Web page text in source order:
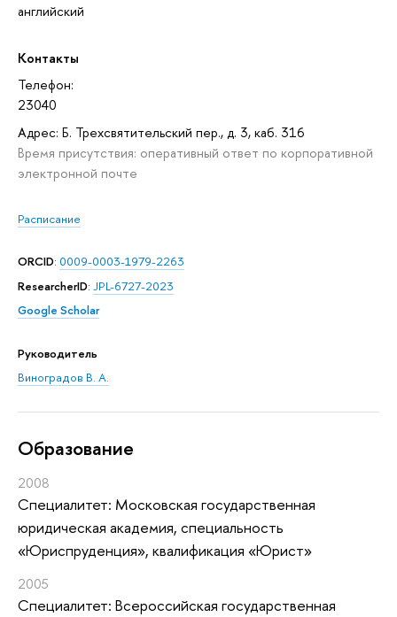
английский
Контакты
Телефон:
23040
Адрес: Б. Трехсвятительский пер., д. 3, каб. 316
Время присутствия: оперативный ответ по корпоративной
электронной почте
Расписание
ORCID: 0009-0003-1979-2263
ResearcherID: JPL-6727-2023
Google Scholar
Руководитель
Виноградов В. А.
Oбразование
2008
Специалитет: Московская государственная
юридическая академия, специальность
«Юриспруденция», квалификация «Юрист»
2005
Специалитет: Всероссийская государственная